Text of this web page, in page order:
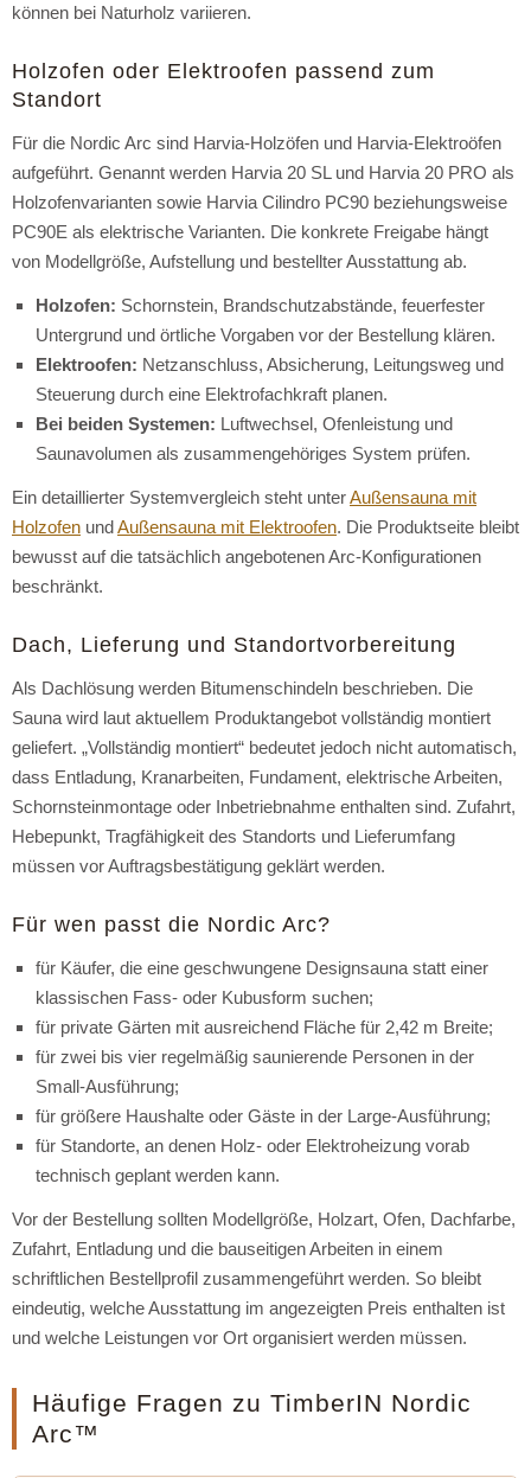
können bei Naturholz variieren.
Holzofen oder Elektroofen passend zum
Standort
Für die Nordic Arc sind Harvia-Holzöfen und Harvia-Elektroöfen
aufgeführt. Genannt werden Harvia 20 SL und Harvia 20 PRO als
Holzofenvarianten sowie Harvia Cilindro PC90 beziehungsweise
PC90E als elektrische Varianten. Die konkrete Freigabe hängt
von Modellgröße, Aufstellung und bestellter Ausstattung ab.
Holzofen: Schornstein, Brandschutzabstände, feuerfester
Untergrund und örtliche Vorgaben vor der Bestellung klären.
Elektroofen: Netzanschluss, Absicherung, Leitungsweg und
Steuerung durch eine Elektrofachkraft planen.
Bei beiden Systemen: Luftwechsel, Ofenleistung und
Saunavolumen als zusammengehöriges System prüfen.
Ein detaillierter Systemvergleich steht unterAußensauna mit
Holzofen undAußensauna mit Elektroofen. Die Produktseite bleibt
bewusst auf die tatsächlich angebotenen Arc-Konfigurationen
beschränkt.
Dach, Lieferung und Standortvorbereitung
Als Dachlösung werden Bitumenschindeln beschrieben. Die
Sauna wird laut aktuellem Produktangebot vollständig montiert
geliefert. „Vollständig montiert“ bedeutet jedoch nicht automatisch,
dass Entladung, Kranarbeiten, Fundament, elektrische Arbeiten,
Schornsteinmontage oder Inbetriebnahme enthalten sind. Zufahrt,
Hebepunkt, Tragfähigkeit des Standorts und Lieferumfang
müssen vor Auftragsbestätigung geklärt werden.
Für wen passt die Nordic Arc?
für Käufer, die eine geschwungene Designsauna statt einer
klassischen Fass- oder Kubusform suchen;
für private Gärten mit ausreichend Fläche für 2,42 m Breite;
für zwei bis vier regelmäßig saunierende Personen in der
Small-Ausführung;
für größere Haushalte oder Gäste in der Large-Ausführung;
für Standorte, an denen Holz- oder Elektroheizung vorab
technisch geplant werden kann.
Vor der Bestellung sollten Modellgröße, Holzart, Ofen, Dachfarbe,
Zufahrt, Entladung und die bauseitigen Arbeiten in einem
schriftlichen Bestellprofil zusammengeführt werden. So bleibt
eindeutig, welche Ausstattung im angezeigten Preis enthalten ist
und welche Leistungen vor Ort organisiert werden müssen.
Häufige Fragen zu TimberIN Nordic
Arc™